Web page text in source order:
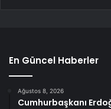
En Güncel Haberler
Ağustos 8, 2026
Cumhurbaşkanı